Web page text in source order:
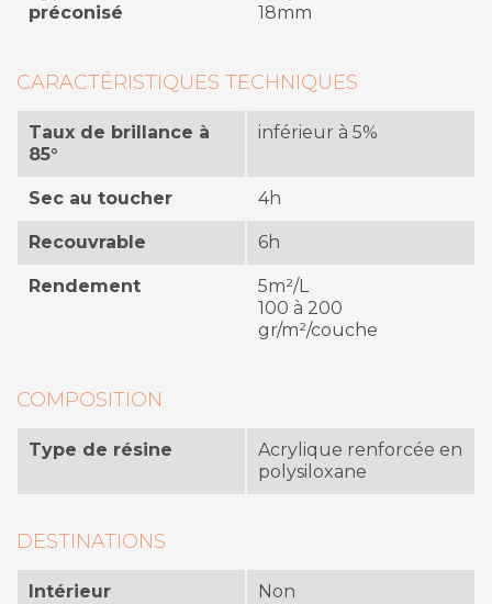
préconisé
18mm
CARACTÉRISTIQUES TECHNIQUES
Taux de brillance à
85°
inférieur à 5%
Sec au toucher 4h
Recouvrable 6h
Rendement
5m²/L
100 à 200
gr/m²/couche
COMPOSITION
Type de résine
Acrylique renforcée en
polysiloxane
DESTINATIONS
Intérieur Non